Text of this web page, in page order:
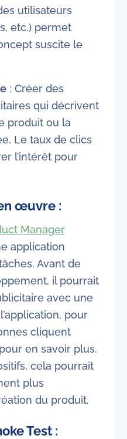
utilisateurs
etc.) permet
suscite le
: Créer des
qui décrivent
produit ou la
Le taux de clics
l’intérêt pour
œuvre :
Manager
application
Avant de
il pourrait
avec une
pour
cliquent
en savoir plus.
cela pourrait
plus
du produit.
Test :